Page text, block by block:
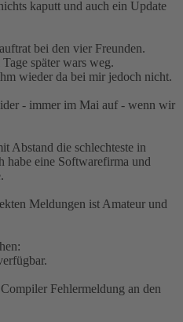
kaputt und auch ein Update
bei den vier Freunden.
später wars weg.
wieder da bei mir jedoch nicht.
- immer im Mai auf - wenn wir
Abstand die schlechteste in
habe eine Softwarefirma und
Meldungen ist Amateur und
Fehlermeldung an den